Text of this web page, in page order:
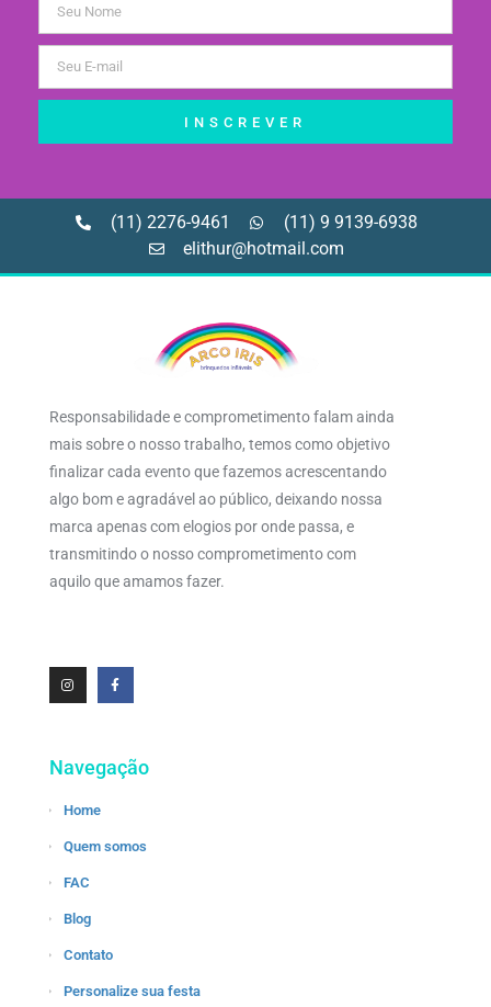
INSCREVER
(11) 2276-9461
(11) 9 9139-6938
elithur@hotmail.com
Responsabilidade e comprometimento falam ainda
mais sobre o nosso trabalho, temos como objetivo
finalizar cada evento que fazemos acrescentando
algo bom e agradável ao público, deixando nossa
marca apenas com elogios por onde passa, e
transmitindo o nosso comprometimento com
aquilo que amamos fazer.
Navegação
Home
Quem somos
FAC
Blog
Contato
Personalize sua festa